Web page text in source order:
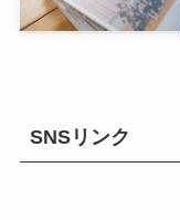
SNSリンク